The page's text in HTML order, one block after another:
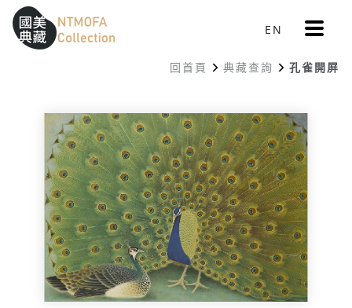
跳到中間主要內容區
網站導覽
::: EN 更
多
單
回首頁 典藏查詢 孔雀開屏